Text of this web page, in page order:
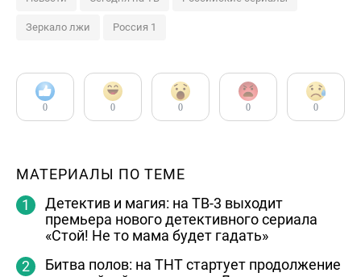
Зеркало лжи Россия 1
0 0 0 0 0
МАТЕРИАЛЫ ПО ТЕМЕ
Детектив и магия: на ТВ-3 выходит
премьера нового детективного сериала
«Стой! Не то мама будет гадать»
Битва полов: на ТНТ стартует продолжение